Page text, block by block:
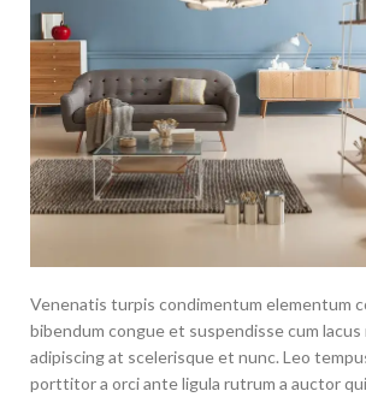
Venenatis turpis condimentum elementum
bibendum congue et suspendisse cum
adipiscing at scelerisque et nunc. Leo
porttitor a orci ante ligula rutrum a auctor